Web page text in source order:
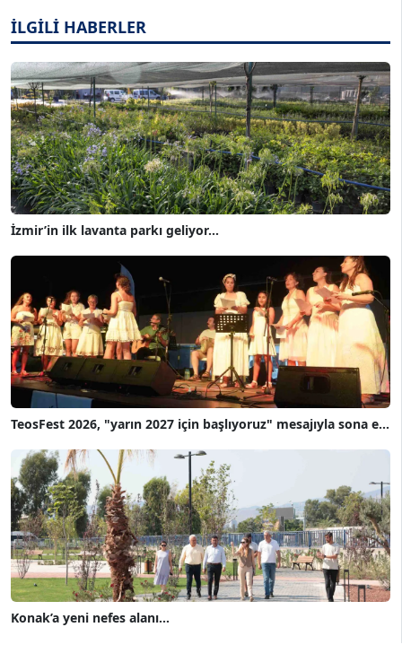
İLGİLİ HABERLER
İzmir’in ilk lavanta parkı geliyor...
TeosFest 2026, "yarın 2027 için başlıyoruz" mesajıyla sona e...
Konak’a yeni nefes alanı...